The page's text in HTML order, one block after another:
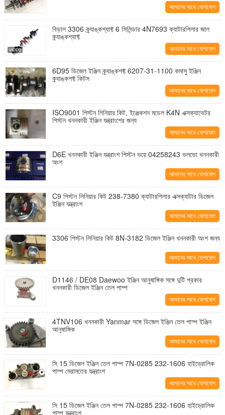
আমাদের সাথে যোগাযোগ
করুন
বিড়াল 3306 ক্র্যাঙ্কশ্যাফ্ট 6 সিলিন্ডার 4N7693 ক্যাটারপিলার জাল
ক্র্যাঙ্কশ্যাফ্ট
আমাদের সাথে যোগাযোগ
করুন
6D95 ডিজেল ইঞ্জিন ক্র্যাঙ্কশফ্ট 6207-31-1100 কমাসু ইঞ্জিন
ক্র্যাঙ্কশফ্ট কিটস
আমাদের সাথে যোগাযোগ
করুন
ISO9001 পিস্টন লিনিয়ার কিট, ইঞ্জেকশন মডেল K4N এক্সক্যাভেটর
পিস্টন খননকারী ইঞ্জিন যন্ত্রাংশের জন্য
আমাদের সাথে যোগাযোগ
করুন
D6E খননকারী ইঞ্জিন যন্ত্রাংশ পিস্টন ভয়ে 04258243 ভলভো খননকারী
অংশ
আমাদের সাথে যোগাযোগ
করুন
C9 পিস্টন লিনিয়ার কিট 238-7380 ক্যাটারপিলার এক্সক্যাটার ডিজেল
ইঞ্জিন যন্ত্রাংশ
আমাদের সাথে যোগাযোগ
করুন
3306 পিস্টন লিনিয়ার কিট 8N-3182 ডিজেল ইঞ্জিন খননকারী অংশ জন্য
আমাদের সাথে যোগাযোগ
করুন
D1146 / DE08 Daewoo ইঞ্জিন আনুষাঙ্গিক সঙ্গে দুটি প্রকার
খননকারী ডিজেল ইঞ্জিন তেল পাম্প
আমাদের সাথে যোগাযোগ
করুন
4TNV106 খননকারী Yanmar সঙ্গে ডিজেল ইঞ্জিন তেল পাম্প ইঞ্জিন
আনুষাঙ্গিক
আমাদের সাথে যোগাযোগ
করুন
সি 15 ডিজেল ইঞ্জিন তেল পাম্প 7N-0285 232-1606 হাইড্রোলিক
পাম্প মেরামতের যন্ত্রাংশ
আমাদের সাথে যোগাযোগ
করুন
সি 15 ডিজেল ইঞ্জিন তেল পাম্প 7N-0285 232-1606 হাইড্রোলিক
পাম্প যন্ত্রাংশ